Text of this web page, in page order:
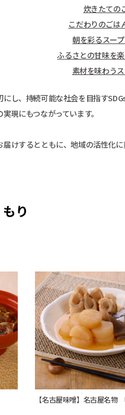
炊きたての
こだわりのごは
朝を彩るスー
ふるさとの甘味を
素材を味わう
し、持続可能な社会を目指す
現にもつながっています。
けするとともに、地域の活性化に
【名古屋味噌】名古屋名物